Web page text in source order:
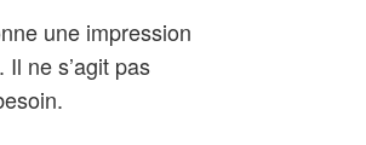
une impression
ne s’agit pas